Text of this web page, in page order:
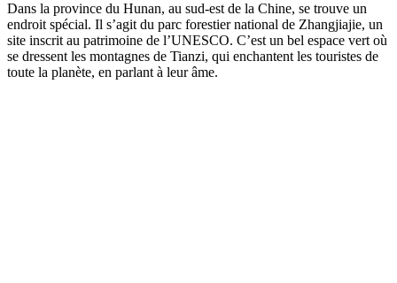
Dans la province du Hunan, au sud-est de la Chine, se trouve un
endroit spécial. Il s’agit du parc forestier national de Zhangjiajie, un
site inscrit au patrimoine de l’UNESCO. C’est un bel espace vert où
se dressent les montagnes de Tianzi, qui enchantent les touristes de
toute la planète, en parlant à leur âme.